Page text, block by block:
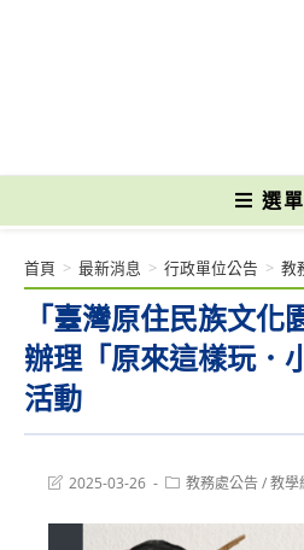
選單
「臺灣原住民族文
辦理「原來這樣玩．
活動
首頁 > 最新消息 > 行政單位公告 > 教
Post2025-03-26
Post教務處公告/教學